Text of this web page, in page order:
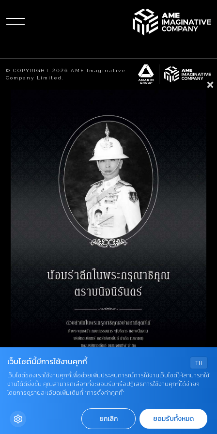
© COPYRIGHT 2026 AME Imaginative
Company Limited.
×
TH
เว็บไซต์นี้มีการใช้งานคุกกี้
เว็บไซต์ของเราใช้งานคุกกี้เพื่อช่วยเพิ่มประสบการณ์การใช้งานเว็บไซต์ให้สามารถใช้
งานได้ดียิ่งขึ้น คุณสามารถเลือกที่จะยอมรับหรือปฏิเสธการใช้งานคุกกี้ได้ง่ายๆ
โดยการดูรายละเอียดเพิ่มเติมที่ “การตั้งค่าคุกกี้”
ยกเลิก ยอมรับทั้งหมด